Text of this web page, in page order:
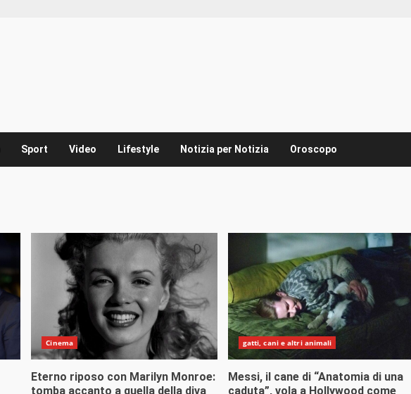
Sport Video Lifestyle Notizia per Notizia Oroscopo
Cinema
Eterno riposo con Marilyn Monroe:
tomba accanto a quella della diva
gatti, cani e altri animali
Messi, il cane di “Anatomia di una
caduta”, vola a Hollywood come